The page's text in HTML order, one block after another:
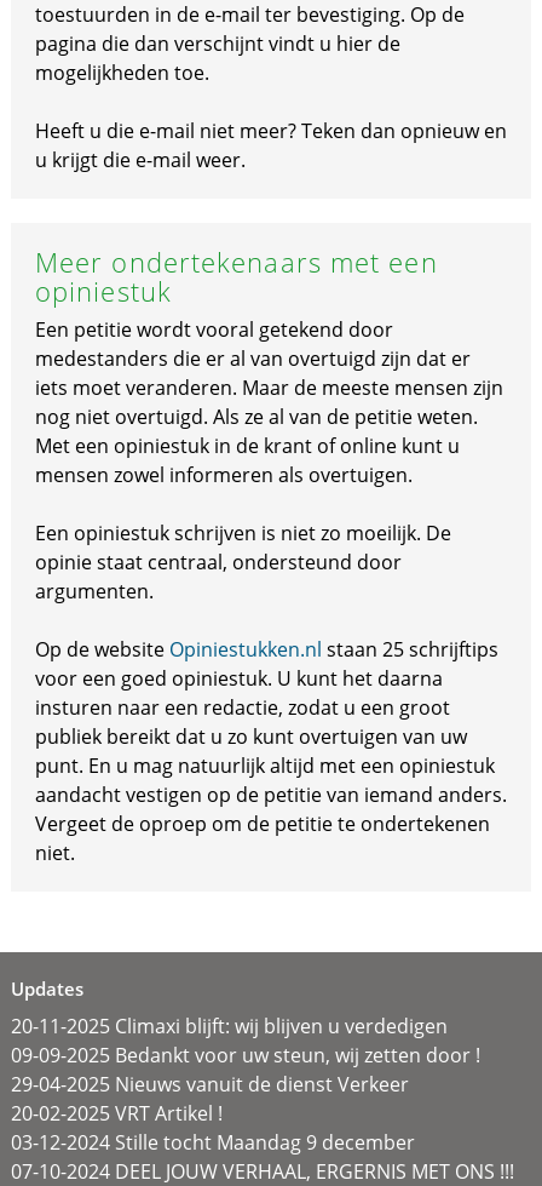
toestuurden in de e-mail ter bevestiging. Op de
pagina die dan verschijnt vindt u hier de
mogelijkheden toe.
Heeft u die e-mail niet meer? Teken dan opnieuw en
u krijgt die e-mail weer.
Meer ondertekenaars met een
opiniestuk
Een petitie wordt vooral getekend door
medestanders die er al van overtuigd zijn dat er
iets moet veranderen. Maar de meeste mensen zijn
nog niet overtuigd. Als ze al van de petitie weten.
Met een opiniestuk in de krant of online kunt u
mensen zowel informeren als overtuigen.
Een opiniestuk schrijven is niet zo moeilijk. De
opinie staat centraal, ondersteund door
argumenten.
Op de website Opiniestukken.nl staan 25 schrijftips
voor een goed opiniestuk. U kunt het daarna
insturen naar een redactie, zodat u een groot
publiek bereikt dat u zo kunt overtuigen van uw
punt. En u mag natuurlijk altijd met een opiniestuk
aandacht vestigen op de petitie van iemand anders.
Vergeet de oproep om de petitie te ondertekenen
niet.
Updates
20-11-2025 Climaxi blijft: wij blijven u verdedigen
09-09-2025 Bedankt voor uw steun, wij zetten door !
29-04-2025 Nieuws vanuit de dienst Verkeer
20-02-2025 VRT Artikel !
03-12-2024 Stille tocht Maandag 9 december
07-10-2024 DEEL JOUW VERHAAL, ERGERNIS MET ONS !!!